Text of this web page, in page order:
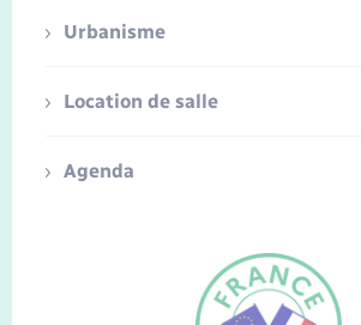
Urbanisme
Location de salle
Agenda